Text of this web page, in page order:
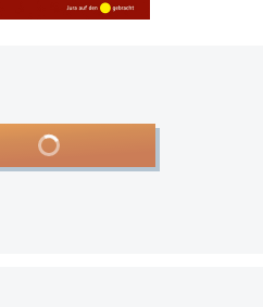
In den Warenkorb